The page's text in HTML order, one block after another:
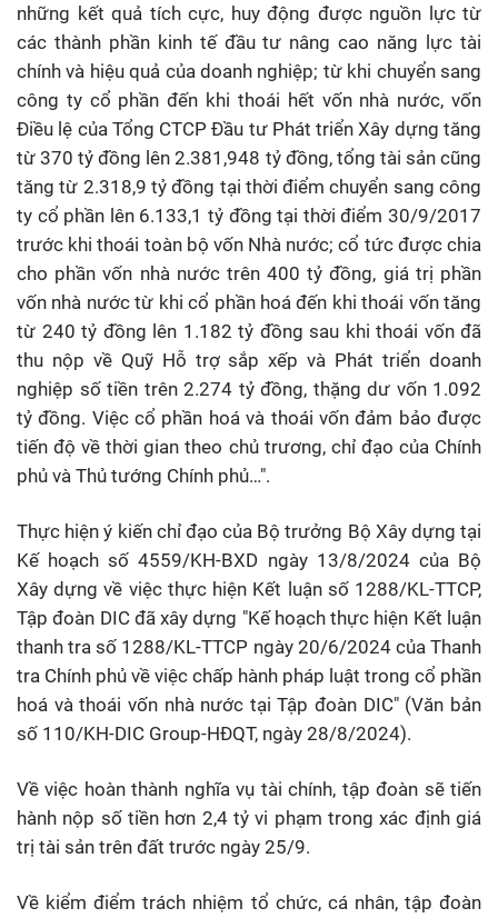
những kết quả tích cực, huy động được nguồn lực từ
các thành phần kinh tế đầu tư nâng cao năng lực tài
chính và hiệu quả của doanh nghiệp; từ khi chuyển sang
công ty cổ phần đến khi thoái hết vốn nhà nước, vốn
Điều lệ của Tổng CTCP Đầu tư Phát triển Xây dựng tăng
từ 370 tỷ đồng lên 2.381,948 tỷ đồng, tổng tài sản cũng
tăng từ 2.318,9 tỷ đồng tại thời điểm chuyển sang công
ty cổ phần lên 6.133,1 tỷ đồng tại thời điểm 30/9/2017
trước khi thoái toàn bộ vốn Nhà nước; cổ tức được chia
cho phần vốn nhà nước trên 400 tỷ đồng, giá trị phần
vốn nhà nước từ khi cổ phần hoá đến khi thoái vốn tăng
từ 240 tỷ đồng lên 1.182 tỷ đồng sau khi thoái vốn đã
thu nộp về Quỹ Hỗ trợ sắp xếp và Phát triển doanh
nghiệp số tiền trên 2.274 tỷ đồng, thặng dư vốn 1.092
tỷ đồng. Việc cổ phần hoá và thoái vốn đảm bảo được
tiến độ về thời gian theo chủ trương, chỉ đạo của Chính
phủ và Thủ tướng Chính phủ…".
Thực hiện ý kiến chỉ đạo của Bộ trưởng Bộ Xây dựng tại
Kế hoạch số 4559/KH-BXD ngày 13/8/2024 của Bộ
Xây dựng về việc thực hiện Kết luận số 1288/KL-TTCP,
Tập đoàn DIC đã xây dựng "Kế hoạch thực hiện Kết luận
thanh tra số 1288/KL-TTCP ngày 20/6/2024 của Thanh
tra Chính phủ về việc chấp hành pháp luật trong cổ phần
hoá và thoái vốn nhà nước tại Tập đoàn DIC" (Văn bản
số 110/KH-DIC Group-HĐQT, ngày 28/8/2024).
Về việc hoàn thành nghĩa vụ tài chính, tập đoàn sẽ tiến
hành nộp số tiền hơn 2,4 tỷ vi phạm trong xác định giá
trị tài sản trên đất trước ngày 25/9.
Về kiểm điểm trách nhiệm tổ chức, cá nhân, tập đoàn